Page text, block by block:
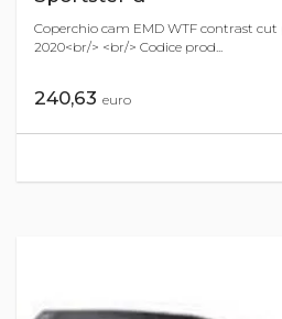
Coperchio cam EMD WTF contrast cut
2020<br/> <br/> Codice prod...
240,63 euro